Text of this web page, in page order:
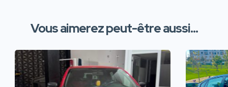
Vous aimerez peut-être aussi...